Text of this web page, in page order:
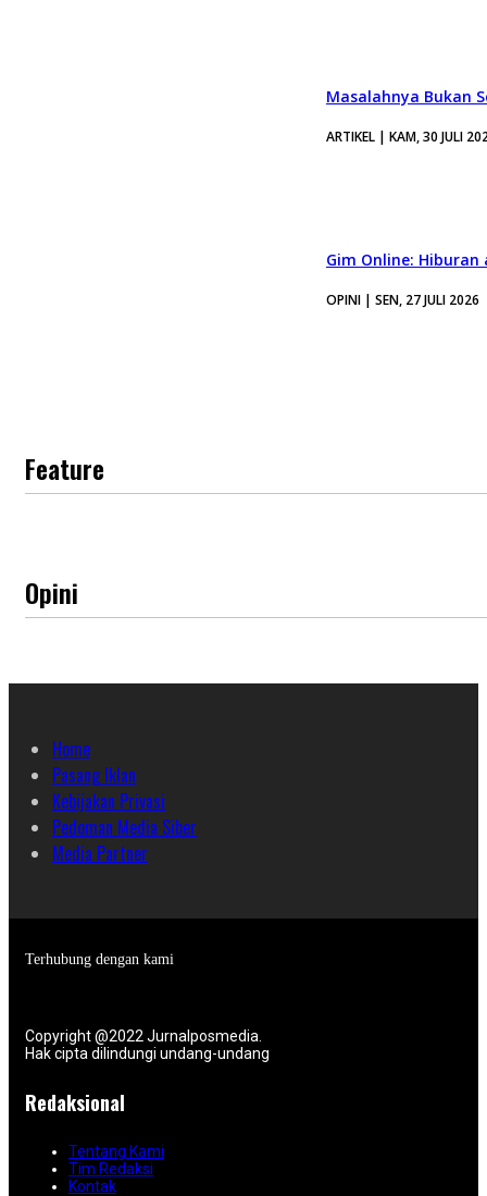
Masalahnya Bukan
ARTIKEL | KAM, 30 JULI
Gim Online:
OPINI | SEN, 27 JULI 2026
Feature
Opini
Home
Pasang Iklan
Kebijakan Privasi
Pedoman Media Siber
Media Partner
Terhubung dengan kami
Copyright @2022 Jurnalposmedia.
Hak cipta dilindungi undang-undang
Redaksional
Tentang Kami
Tim Redaksi
Kontak